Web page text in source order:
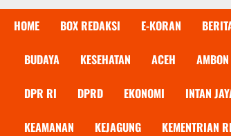
HOME BOX REDAKSI E-KORAN
BUDAYA KESEHATAN ACEH AMBON
DPR RI DPRD EKONOMI INTAN
KEAMANAN KEJAGUNG KEMENTRIAN RI